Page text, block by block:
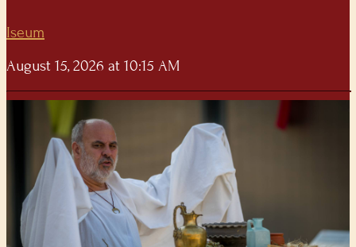
Iseum
August 15, 2026 at 10:15 AM